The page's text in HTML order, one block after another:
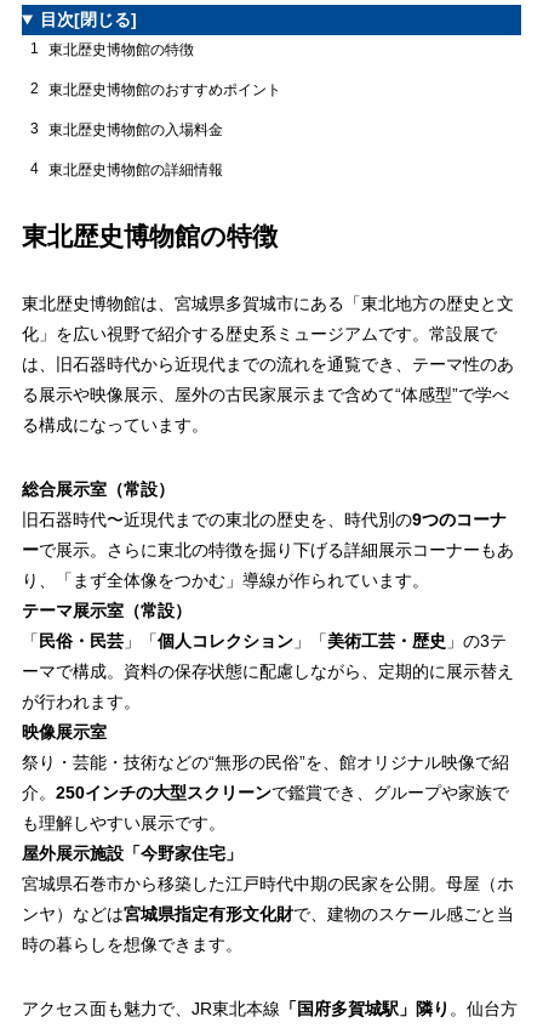
目次[閉じる]
1 東北歴史博物館の特徴
2 東北歴史博物館のおすすめポイント
3 東北歴史博物館の入場料金
4 東北歴史博物館の詳細情報
東北歴史博物館の特徴
東北歴史博物館は、宮城県多賀城市にある「東北地方の歴史と文
化」を広い視野で紹介する歴史系ミュージアムです。常設展で
は、旧石器時代から近現代までの流れを通覧でき、テーマ性のあ
る展示や映像展示、屋外の古民家展示まで含めて“体感型”で学べ
る構成になっています。
総合展示室（常設）
旧石器時代〜近現代までの東北の歴史を、時代別の9つのコーナ
ーで展示。さらに東北の特徴を掘り下げる詳細展示コーナーもあ
り、「まず全体像をつかむ」導線が作られています。
テーマ展示室（常設）
「 民俗・民芸」「個人コレクション」「美術工芸・歴史 」の3テ
ーマで構成。資料の保存状態に配慮しながら、定期的に展示替え
が行われます。
映像展示室
祭り・芸能・技術などの“無形の民俗”を、館オリジナル映像で紹
介。 250インチの大型スクリーンで鑑賞でき、グループや家族で
も理解しやすい展示です。
屋外展示施設「今野家住宅」
宮城県石巻市から移築した江戸時代中期の民家を公開。母屋（ホ
ンヤ）などは宮城県指定有形文化財で、建物のスケール感ごと当
時の暮らしを想像できます。
アクセス面も魅力で、JR東北本線 「国府多賀城駅」隣り 。仙台方